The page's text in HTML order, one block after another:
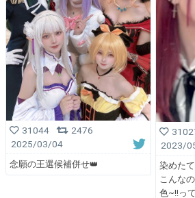
31044
2476
2025/03/04
念願の王選候補併せ👑
2023/
染めた
こんな
色~!!っ